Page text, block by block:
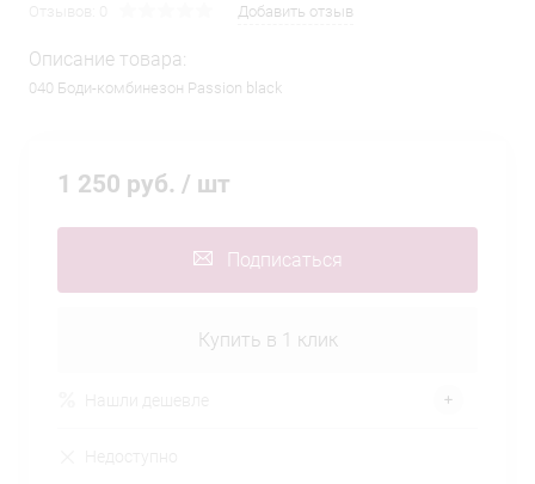
Добавить отзыв
Описание товара:
040 Боди-комбинезон Passion black
1 250 руб. / шт
Подписаться
Купить в 1 клик